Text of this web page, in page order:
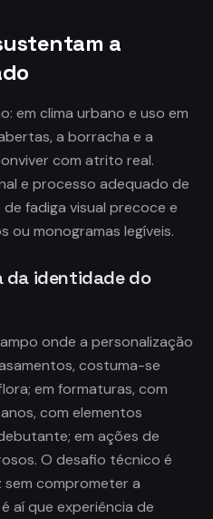
a
em clima urbano e uso em
a borracha e a
com atrito real.
e processo adequado de
fadiga visual precoce e
ou monogramas legíveis.
da identidade do
onde a personalização
costuma-se
em formaturas, com
com elementos
em ações de
O desafio técnico é
comprometer a
aí que experiência de